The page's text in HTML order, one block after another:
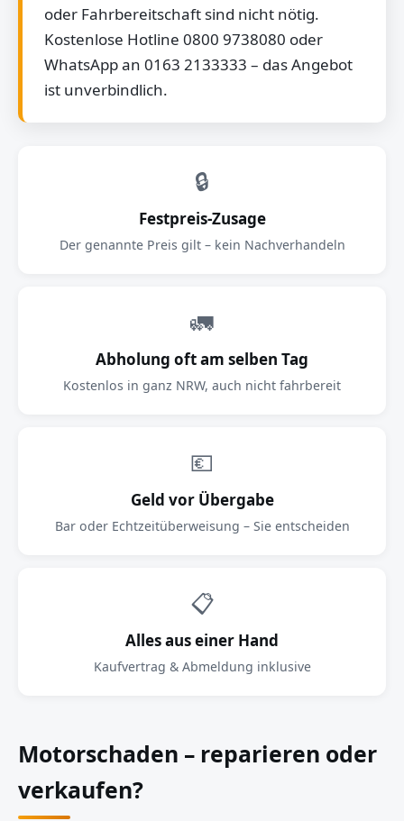
oder Fahrbereitschaft sind nicht nötig.
Kostenlose Hotline 0800 9738080 oder
WhatsApp an 0163 2133333 – das Angebot
ist unverbindlich.
🔒
Festpreis-Zusage
Der genannte Preis gilt – kein Nachverhandeln
🚛
Abholung oft am selben Tag
Kostenlos in ganz NRW, auch nicht fahrbereit
💶
Geld vor Übergabe
Bar oder Echtzeitüberweisung – Sie entscheiden
📋
Alles aus einer Hand
Kaufvertrag & Abmeldung inklusive
Motorschaden – reparieren oder
verkaufen?